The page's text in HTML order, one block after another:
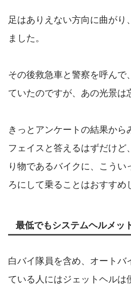
足はありえない方向に曲がり
ました。
その後救急車と警察を呼んで
ていたのですが、あの光景は
きっとアンケートの結果から
フェイスと答えるはずだけど
り物であるバイクに、こうい
ろにして乗ることはおすすめ
最低でもシステムヘルメッ
白バイ隊員を含め、オートバ
ている人にはジェットヘルは